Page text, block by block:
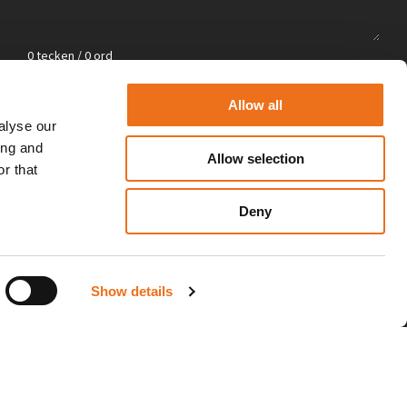
our
and
that
Show details
Allow all
Allow selection
Deny
0 tecken / 0 ord
Jag godkänner